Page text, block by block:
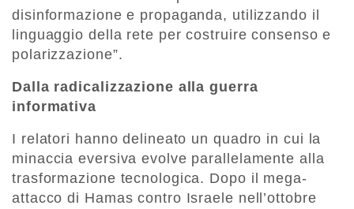
disinformazione e propaganda, utilizzando il
linguaggio della rete per costruire consenso e
polarizzazione”.
Dalla radicalizzazione alla guerra
informativa
I relatori hanno delineato un quadro in cui la
minaccia eversiva evolve parallelamente alla
trasformazione tecnologica. Dopo il mega-
attacco di Hamas contro Israele nell’ottobre